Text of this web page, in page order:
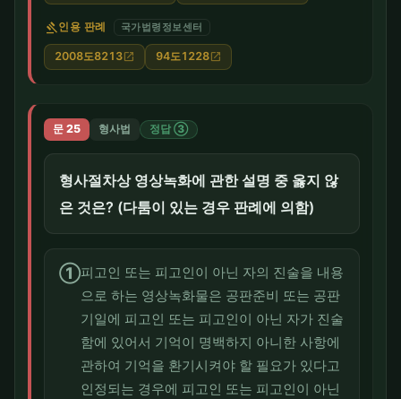
gavel인용 판례 국가법령정보센터
2008도8213 open_in_new 94도1228 open_in_new
문 25 형사법 정답 ③
형사절차상 영상녹화에 관한 설명 중 옳지 않
은 것은? (다툼이 있는 경우 판례에 의함)
①피고인 또는 피고인이 아닌 자의 진술을 내용
으로 하는 영상녹화물은 공판준비 또는 공판
기일에 피고인 또는 피고인이 아닌 자가 진술
함에 있어서 기억이 명백하지 아니한 사항에
관하여 기억을 환기시켜야 할 필요가 있다고
인정되는 경우에 피고인 또는 피고인이 아닌